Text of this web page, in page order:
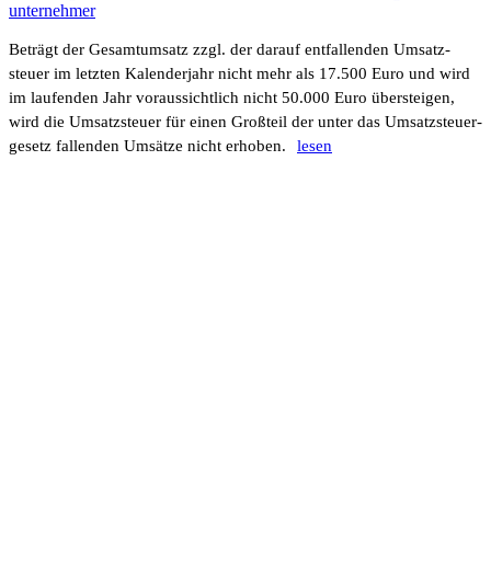
un­ter­nehmer
Beträgt der Gesamt­um­satz zzgl. der darauf entfal­lenden Umsatz­
steuer im letzten Kalen­der­jahr nicht mehr als 17.500 Euro und wird
im laufenden Jahr voraus­sicht­lich nicht 50.000 Euro über­steigen,
wird die Umsatz­steuer für einen Groß­teil der unter das Umsatz­steu­er­
ge­setz fallenden Umsätze nicht erhoben.
lesen